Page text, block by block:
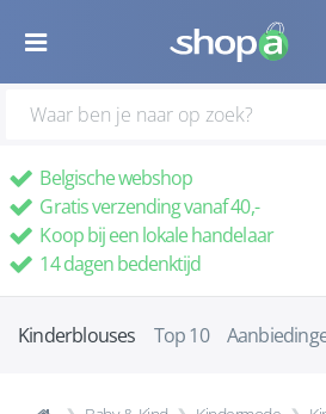
Belgische webshop
Gratis verzending vanaf 40,-
Koop bij een lokale handelaar
14 dagen bedenktijd
Kinderblouses Top 10